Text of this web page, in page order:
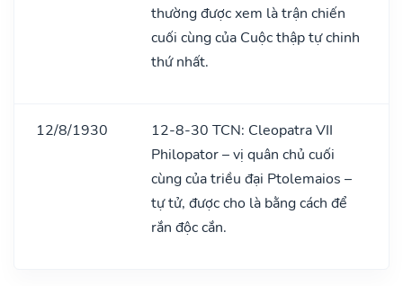
thường được xem là trận chiến
cuối cùng của Cuộc thập tự chinh
thứ nhất.
12/8/1930
12-8-30 TCN: Cleopatra VII
Philopator – vị quân chủ cuối
cùng của triều đại Ptolemaios –
tự tử, được cho là bằng cách để
rắn độc cắn.